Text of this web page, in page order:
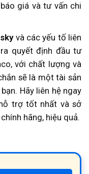
giá và tư vấn chi
và các yếu tố liên
quyết định đầu tư
với chất lượng và
sẽ là một tài sản
Hãy liên hệ ngay
trợ tốt nhất và sở
hãng, hiệu quả.